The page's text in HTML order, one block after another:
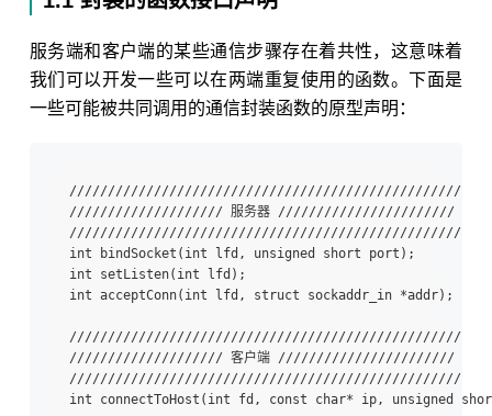
服务端和客户端的某些通信步骤存在着共性，这意味着
我们可以开发一些可以在两端重复使用的函数。下面是
一些可能被共同调用的通信封装函数的原型声明：
///////////////////////////////////////////////////
//////////////////// 服务器 ///////////////////////
///////////////////////////////////////////////////
int bindSocket(int lfd, unsigned short port);
int setListen(int lfd);
int acceptConn(int lfd, struct sockaddr_in *addr);
///////////////////////////////////////////////////
//////////////////// 客户端 ///////////////////////
///////////////////////////////////////////////////
int connectToHost(int fd, const char* ip, unsigned